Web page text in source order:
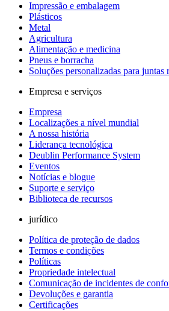
Impressão e embalagem
Plásticos
Metal
Agricultura
Alimentação e medicina
Pneus e borracha
Soluções personalizadas para juntas
Empresa e serviços
Empresa
Localizações a nível mundial
A nossa história
Liderança tecnológica
Deublin Performance System
Eventos
Notícias e blogue
Suporte e serviço
Biblioteca de recursos
jurídico
Política de proteção de dados
Termos e condições
Políticas
Propriedade intelectual
Comunicação de incidentes de
Devoluções e garantia
Certificações